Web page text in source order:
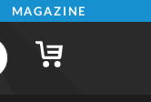
MAGAZINE